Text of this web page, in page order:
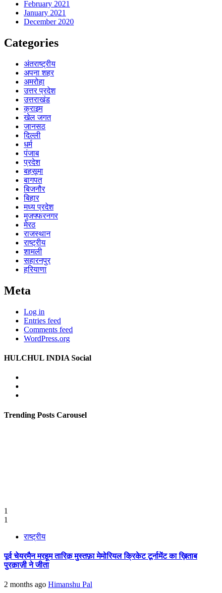
February 2021
January 2021
December 2020
Categories
अंतराष्ट्रीय
अपना शहर
अमरोहा
उत्तर प्रदेश
उत्तराखंड
क्राइम
खेल जगत
जानसठ
दिल्ली
धर्म
पंजाब
प्रदेश
बहसूमा
बागपत
बिजनौर
बिहार
मध्य प्रदेश
मुजफ्फरनगर
मेरठ
राजस्थान
राष्ट्रीय
शामली
सहारनपुर
हरियाणा
Meta
Log in
Entries feed
Comments feed
WordPress.org
HULCHUL INDIA Social
Trending Posts Carousel
1
1
राष्ट्रीय
पूर्व चेयरमैन मरहूम तारिक़ मुस्तफ़ा मेमोरियल क्रिकेट टूर्नामेंट का ख़िताब
पुरक़ाज़ी ने जीता
2 months ago Himanshu Pal